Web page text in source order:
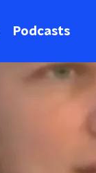
Podcasts